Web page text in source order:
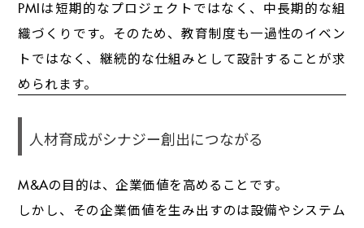
PMIは短期的なプロジェクトではなく、中長期的な組
織づくりです。そのため、教育制度も一過性のイベン
トではなく、継続的な仕組みとして設計することが求
められます。
人材育成がシナジー創出につながる
M&Aの目的は、企業価値を高めることです。
しかし、その企業価値を生み出すのは設備やシステム